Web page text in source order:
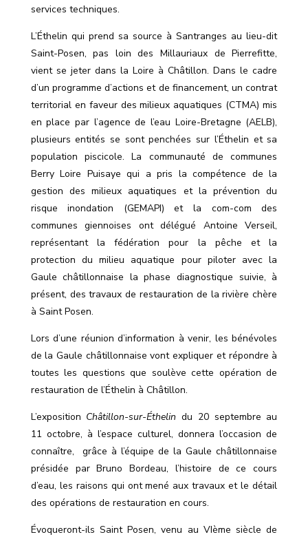
services techniques.
L’Éthelin qui prend sa source à Santranges au lieu-dit
Saint-Posen, pas loin des Millauriaux de Pierrefitte,
vient se jeter dans la Loire à Châtillon. Dans le cadre
d’un programme d’actions et de financement, un contrat
territorial en faveur des milieux aquatiques (CTMA) mis
en place par l’agence de l’eau Loire-Bretagne (AELB),
plusieurs entités se sont penchées sur l’Éthelin et sa
population piscicole. La communauté de communes
Berry Loire Puisaye qui a pris la compétence de la
gestion des milieux aquatiques et la prévention du
risque inondation (GEMAPI) et la com-com des
communes giennoises ont délégué Antoine Verseil,
représentant la fédération pour la pêche et la
protection du milieu aquatique pour piloter avec la
Gaule châtillonnaise la phasediagnostique suivie, à
présent, des travaux de restauration de la rivière chère
à Saint Posen.
Lors d’une réunion d’information à venir, les bénévoles
de la Gaule châtillonnaise vont expliquer et répondre à
toutes les questions que soulève cette opération de
restauration de l’Éthelin à Châtillon.
L’exposition Châtillon-sur-Éthelindu 20 septembre au
11 octobre, à l’espace culturel, donnera l’occasion de
connaître,
grâce à l’équipe de la Gaule châtillonnaise
présidée par Bruno Bordeau, l’histoire de ce cours
d’eau, les raisons qui ont mené aux travaux et le détail
des opérations de restauration en cours.
Évoqueront-ils Saint Posen, venu au VIème siècle de